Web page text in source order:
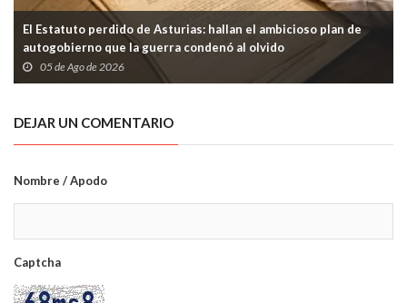
El Estatuto perdido de Asturias: hallan el ambicioso plan de
autogobierno que la guerra condenó al olvido
05 de Ago de 2026
DEJAR UN COMENTARIO
Nombre / Apodo
Captcha